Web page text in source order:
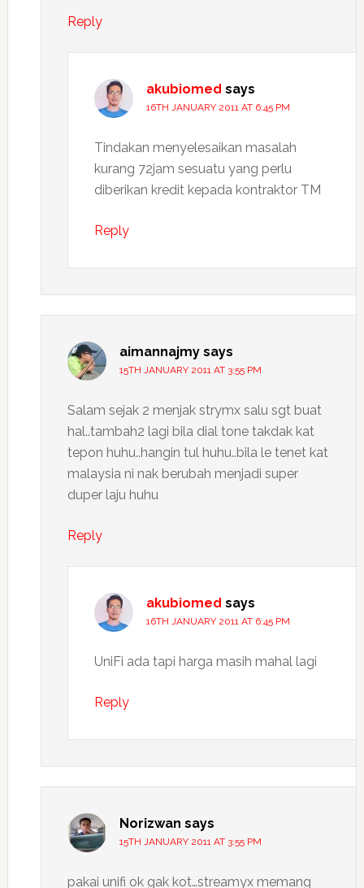
Reply
akubiomed says
16TH JANUARY 2011 AT 6:45 PM
Tindakan menyelesaikan masalah
kurang 72jam sesuatu yang perlu
diberikan kredit kepada kontraktor TM
Reply
aimannajmy says
15TH JANUARY 2011 AT 3:55 PM
Salam sejak 2 menjak strymx salu sgt buat
hal..tambah2 lagi bila dial tone takdak kat
tepon huhu..hangin tul huhu..bila le tenet kat
malaysia ni nak berubah menjadi super
duper laju huhu
Reply
akubiomed says
16TH JANUARY 2011 AT 6:45 PM
UniFi ada tapi harga masih mahal lagi
Reply
Norizwan says
15TH JANUARY 2011 AT 3:55 PM
pakai unifi ok gak kot…streamyx memang